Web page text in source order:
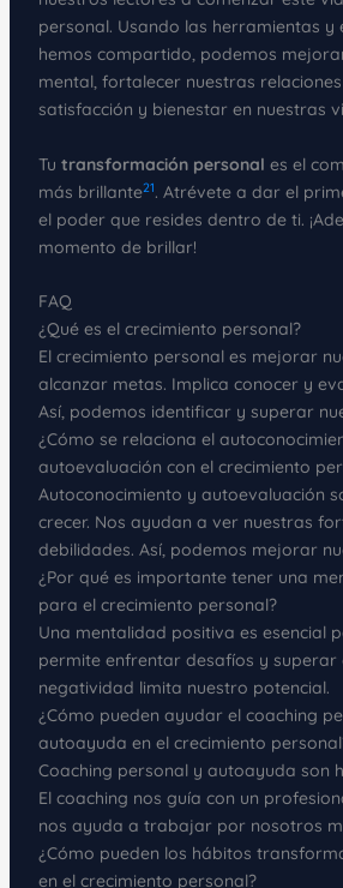
personal. Usando las herramientas y
hemos compartido, podemos
mental, fortalecer nuestras
satisfacción y bienestar en nuestras
Tu transformación personal es el
más brillante21. Atrévete a dar el
el poder que resides dentro de ti.
momento de brillar!
FAQ
¿Qué es el crecimiento personal?
El crecimiento personal es mejorar
alcanzar metas. Implica conocer y
Así, podemos identificar y superar
¿Cómo se relaciona el
autoevaluación con el crecimiento
Autoconocimiento y autoevaluación
crecer. Nos ayudan a ver nuestras
debilidades. Así, podemos mejorar
¿Por qué es importante tener una
para el crecimiento personal?
Una mentalidad positiva es esencial
permite enfrentar desafíos y superar
negatividad limita nuestro potencial.
¿Cómo pueden ayudar el coaching
autoayuda en el crecimiento
Coaching personal y autoayuda son
El coaching nos guía con un
nos ayuda a trabajar por nosotros
¿Cómo pueden los hábitos
en el crecimiento personal?